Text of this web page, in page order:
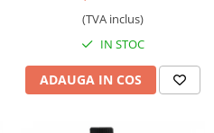
(TVA inclus)
IN STOC
ADAUGA IN COS